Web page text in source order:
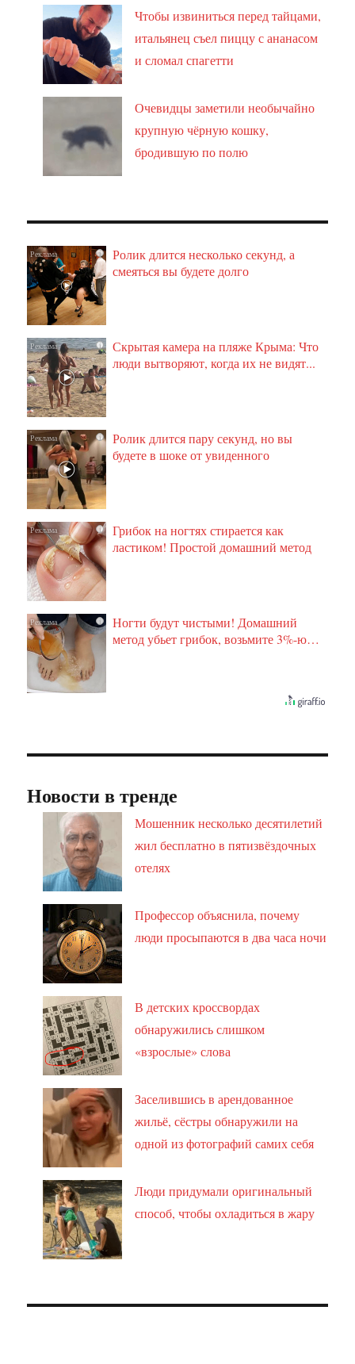
Чтобы извиниться перед тайцами,
итальянец съел пиццу с ананасом
и сломал спагетти
Очевидцы заметили необычайно
крупную чёрную кошку,
бродившую по полю
i
Ролик длится несколько секунд, а
смеяться вы будете долго
i
Скрытая камера на пляже Крыма: Что
люди вытворяют, когда их не видят...
i
Ролик длится пару секунд, но вы
будете в шоке от увиденного
i
Грибок на ногтях стирается как
ластиком! Простой домашний метод
i
Ногти будут чистыми! Домашний
метод убьет грибок, возьмите 3%-ю…
Новости в тренде
Мошенник несколько десятилетий
жил бесплатно в пятизвёздочных
отелях
Профессор объяснила, почему
люди просыпаются в два часа ночи
В детских кроссвордах
обнаружились слишком
«взрослые» слова
Заселившись в арендованное
жильё, сёстры обнаружили на
одной из фотографий самих себя
Люди придумали оригинальный
способ, чтобы охладиться в жару